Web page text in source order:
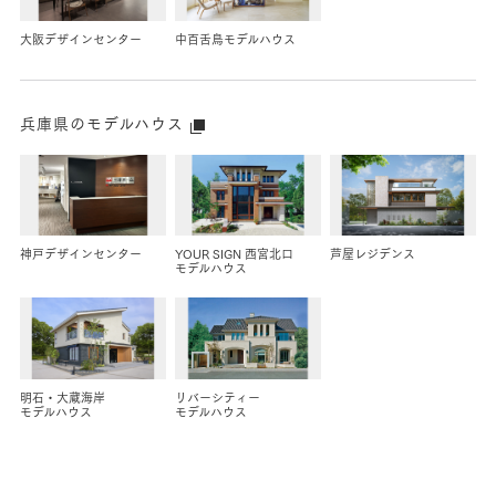
大阪デザインセンター 中百舌鳥モデルハウス
兵庫県のモデルハウス
神戸デザインセンター YOUR SIGN 西宮北口
モデルハウス
芦屋レジデンス
明石・大蔵海岸
モデルハウス
リバーシティー
モデルハウス